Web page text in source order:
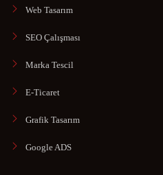
Web Tasarım
SEO Çalışması
Marka Tescil
E-Ticaret
Grafik Tasarım
Google ADS